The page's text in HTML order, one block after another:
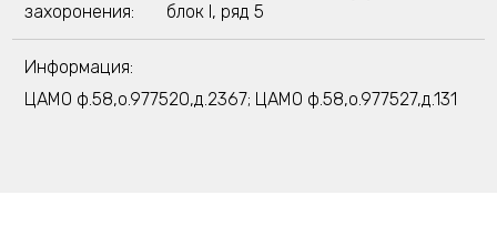
захоронения:
блок I, ряд 5
Информация:
ЦАМО ф.58,о.977520,д.2367; ЦАМО ф.58,о.977527,д.131